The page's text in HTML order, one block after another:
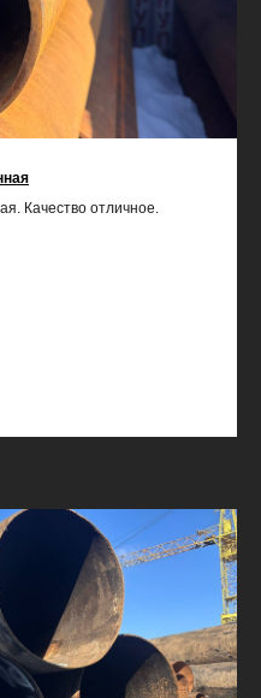
Качество отличное.